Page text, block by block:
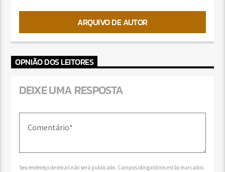
ARQUIVO DE AUTOR
OPNIÃO DOS LEITORES
DEIXE UMA RESPOSTA
Seu endereço de email não será publicado. Campos obrigatórios estão marcados